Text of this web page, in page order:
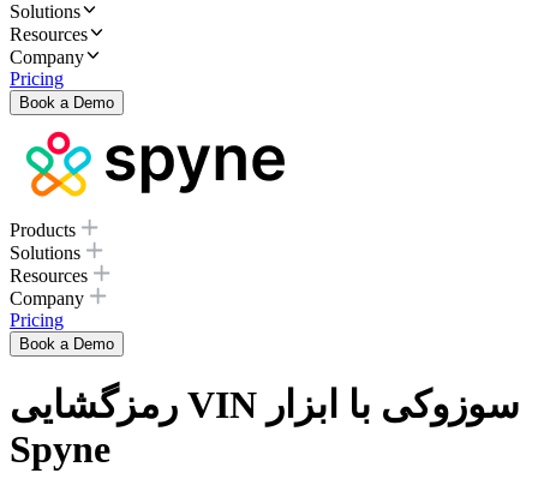
Solutions
Resources
Company
Pricing
Book a Demo
Products
Solutions
Resources
Company
Pricing
Book a Demo
رمزگشایی VIN سوزوکی با ابزار
Spyne